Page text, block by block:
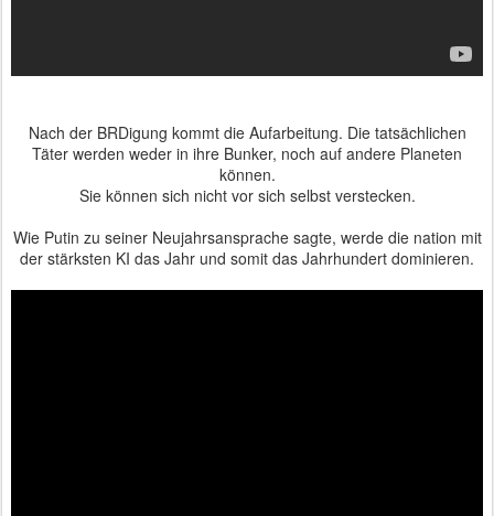
Nach der BRDigung kommt die Aufarbeitung. Die tatsächlichen
Täter werden weder in ihre Bunker, noch auf andere Planeten
können.
Sie können sich nicht vor sich selbst verstecken.
Wie Putin zu seiner Neujahrsansprache sagte, werde die nation mit
der stärksten KI das Jahr und somit das Jahrhundert dominieren.